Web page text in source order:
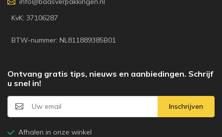
KvK: 37106287
BTW-nummer: NL811889385B01
Ontvang gratis tips, nieuws en aanbiedingen. Schrijf
u snel in!
Inschrijven
Afhalen in onze winkel